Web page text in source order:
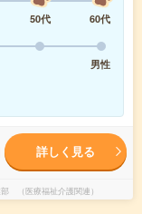
50代
60代
男性
詳しく見る
（医療福祉介護関連）